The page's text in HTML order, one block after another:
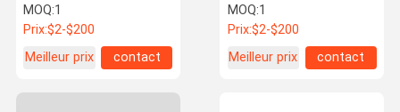
galvanisé
MOQ:1
Prix:$2-$200
Meilleur prix
contact
suspendre des tuyaux
pour les conduits
suspendus
MOQ:1
Prix:$2-$200
Meilleur prix
contact